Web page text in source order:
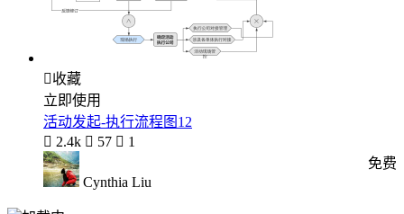
收藏
立即使用
活动发起-执行流程图12
 2.4k  57  1
Cynthia Liu
免费